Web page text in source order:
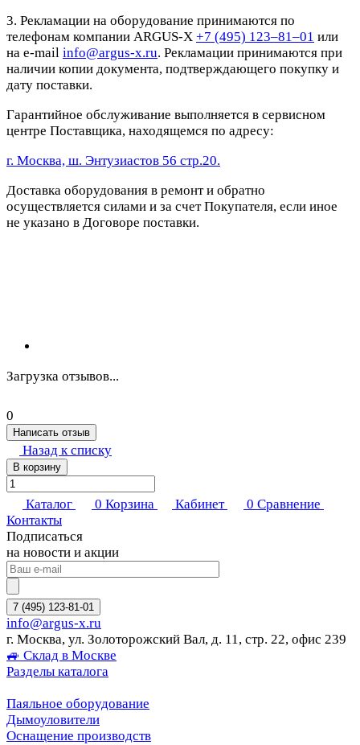
3. Рекламации на оборудование принимаются по
телефонам компании ARGUS-X +7 (495) 123–81–01 или
на e-mail info@argus-x.ru. Рекламации принимаются при
наличии копии документа, подтверждающего покупку и
дату поставки.
Гарантийное обслуживание выполняется в сервисном
центре Поставщика, находящемся по адресу:
г. Москва, ш. Энтузиастов 56 стр.20.
Доставка оборудования в ремонт и обратно
осуществляется силами и за счет Покупателя, если иное
не указано в Договоре поставки.
Загрузка отзывов...
0
Написать отзыв
Назад к списку
В корзину
Каталог 0 Корзина Кабинет 0 Сравнение
Контакты
Подписаться
на новости и акции
7 (495) 123-81-01
info@argus-x.ru
г. Москва, ул. Золоторожский Вал, д. 11, стр. 22, офис 239
🚙 Склад в Москве
Разделы каталога
Паяльное оборудование
Дымоуловители
Оснащение производств